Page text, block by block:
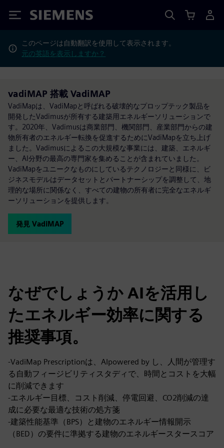
Siemens
このページは自動翻訳を使用して表示されます。
元の英語を表示しますか？
vadiMAP 搭載 VadiMAP
VadiMapは、VadiMapと呼ばれる破壊的なプロップテック製品を
開発したVadimusが所有する建築用エネルギーソリューションで
す。2020年、Vadimusは商業部門、機関部門、産業部門からの建
物所有者のエネルギー転換を促進するためにVadiMapを立ち上げ
ました。Vadimusによるこの大規模な事業には、建築、エネルギ
ー、AI分野の最高の専門家を集めることが含まれていました。
VadiMapをユニークなものにしているテクノロジーと同様に、ビ
ジネスモデルはデータセットとパートナーシップを調整して、地
理的な場所に関係なく、すべての建物の所有者に完全なエネルギ
ーソリューションを提供します。
発見 VadiMAP
なぜでしょうか AIを活用し
たエネルギー効率に関する
推奨事項。
-VadiMap Prescriptionは、AIpowered by し、人間が管理す
る自動フィージビリティスタディで、時間とコストを大幅
に削減できます
-エネルギー目標、コスト削減、停電回避、CO2削減の達
成に必要な最適な技術の処方箋
-建築性能基準（BPS）と建物のエネルギー情報開示
（BED）の要件に準拠する建物のエネルギースタースコア